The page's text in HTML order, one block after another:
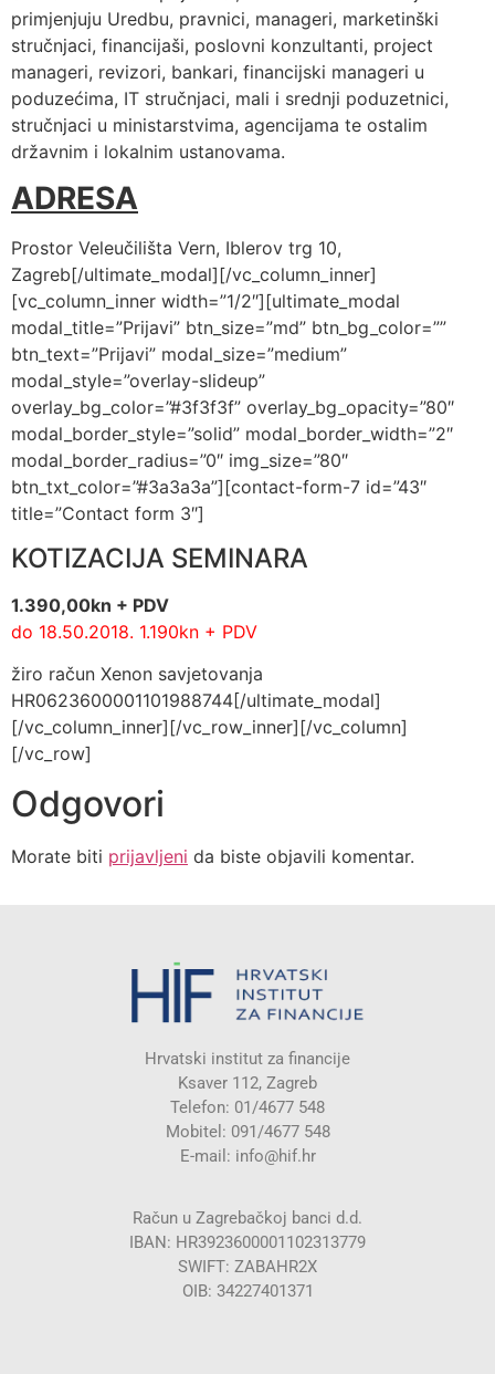
primjenjuju Uredbu, pravnici, manageri, marketinški
stručnjaci, financijaši, poslovni konzultanti, project
manageri, revizori, bankari, financijski manageri u
poduzećima, IT stručnjaci, mali i srednji poduzetnici,
stručnjaci u ministarstvima, agencijama te ostalim
državnim i lokalnim ustanovama.
ADRESA
Prostor Veleučilišta Vern, Iblerov trg 10,
Zagreb[/ultimate_modal][/vc_column_inner]
[vc_column_inner width=”1/2″][ultimate_modal
modal_title=”Prijavi” btn_size=”md” btn_bg_color=””
btn_text=”Prijavi” modal_size=”medium”
modal_style=”overlay-slideup”
overlay_bg_color=”#3f3f3f” overlay_bg_opacity=”80″
modal_border_style=”solid” modal_border_width=”2″
modal_border_radius=”0″ img_size=”80″
btn_txt_color=”#3a3a3a”][contact-form-7 id=”43″
title=”Contact form 3″]
KOTIZACIJA SEMINARA
1.390,00kn + PDV
do 18.50.2018. 1.190kn + PDV
žiro račun Xenon savjetovanja
HR0623600001101988744[/ultimate_modal]
[/vc_column_inner][/vc_row_inner][/vc_column]
[/vc_row]
Odgovori
Morate biti prijavljeni da biste objavili komentar.
Hrvatski institut za financije
Ksaver 112, Zagreb
Telefon: 01/4677 548
Mobitel: 091/4677 548
E-mail: info@hif.hr
Račun u Zagrebačkoj banci d.d.
IBAN: HR3923600001102313779
SWIFT: ZABAHR2X
OIB: 34227401371